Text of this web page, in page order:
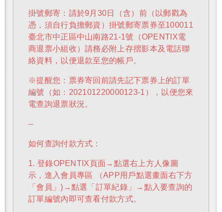
掛號郵寄：請於9月30日（含）前（以郵戳為
憑，須自行負擔郵資）掛號郵寄票券至100011
臺北市中正區中山南路21-1號（OPENTIX電
商退票小組收）請務必附上存摺影本及電話聯
絡資料，以便退款至您的帳戶。
※提醒您：票券寄回前請先記下票券上的訂單
編號（如：202101220000123-1），以便您來
電查詢退票狀況。
--
如何查詢付款方式：
1. 登錄OPENTIX頁面→點選右上方人像圖
示，進入會員專區 （APP用戶點選畫面右下方
「會員」)→點選「訂單紀錄」→點入要查詢的
訂單編號內即可查看付款方式。